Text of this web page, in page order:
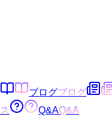
ブログブログ
ス
Q&AQ&A